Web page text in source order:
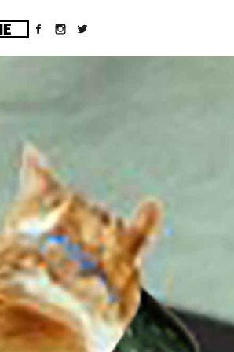
10/d43051023/htdocs/wordpress/wp-